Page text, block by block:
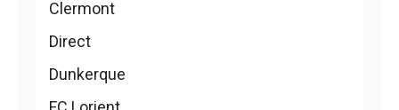
Clermont
Direct
Dunkerque